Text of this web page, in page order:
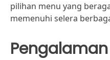
pilihan menu yang
memenuhi selera